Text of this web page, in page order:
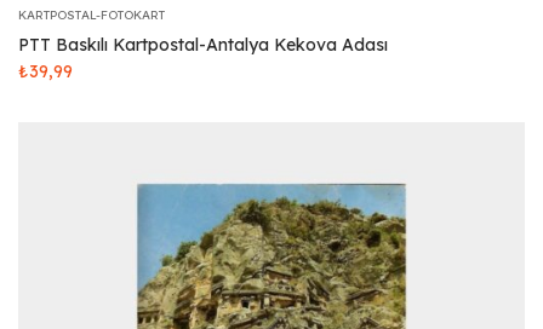
KARTPOSTAL-FOTOKART
PTT Baskılı Kartpostal-Antalya Kekova Adası
₺39,99